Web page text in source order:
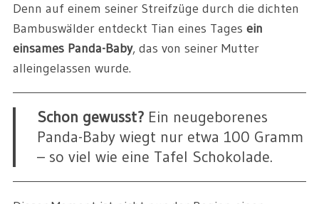
Denn auf einem seiner Streifzüge durch die dichten
Bambuswälder entdeckt Tian eines Tages ein
einsames Panda-Baby, das von seiner Mutter
alleingelassen wurde.
Schon gewusst?Ein neugeborenes
Panda-Baby wiegt nur etwa 100 Gramm
– so viel wie eine Tafel Schokolade.